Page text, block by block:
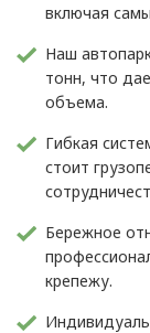
включая
Наш
тонн, что
объема.
Гибкая
стоит
Бережное
крепежу.